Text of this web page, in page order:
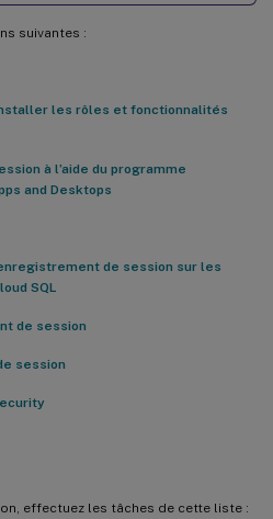
suivantes :
les rôles et fonctionnalités
à l’aide du programme
and Desktops
de session sur les
SQL
de session
session
effectuez les tâches de cette liste :
de session à Citrix
de session
des données sur la source de